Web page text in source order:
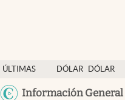
ÚLTIMAS
NOTICIAS
DÓLAR
DÓLAR
Información General
Dólar
Members